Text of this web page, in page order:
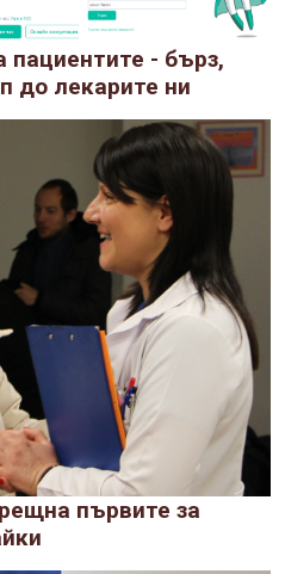
- бърз,
до лекарите ни
първите за